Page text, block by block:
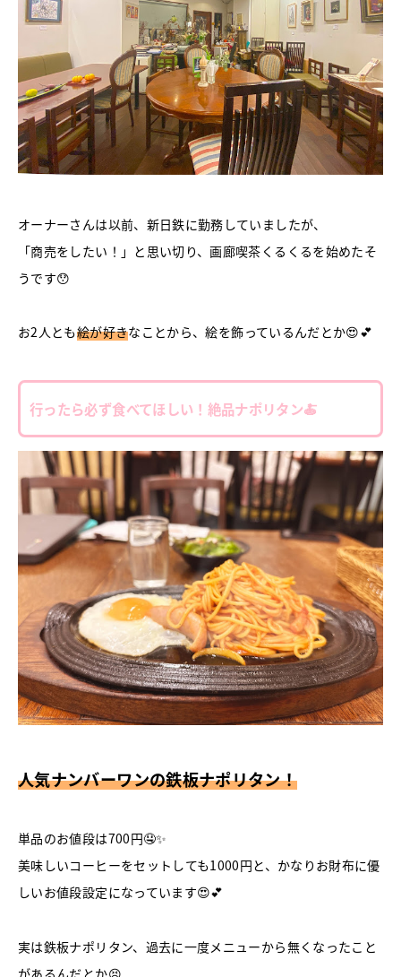
オーナーさんは以前、新日鉄に勤務していましたが、
「商売をしたい！」と思い切り、画廊喫茶くるくるを始めたそ
うです😯
お2人とも絵が好きなことから、絵を飾っているんだとか😍💕
行ったら必ず食べてほしい！絶品ナポリタン🍝
人気ナンバーワンの鉄板ナポリタン！
単品のお値段は700円🤤✨
美味しいコーヒーをセットしても1000円と、かなりお財布に優
しいお値段設定になっています😍💕
実は鉄板ナポリタン、過去に一度メニューから無くなったこと
があるんだとか😣